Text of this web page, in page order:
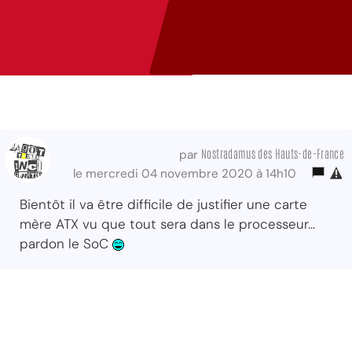
par Nostradamus des Hauts-de-France
le mercredi 04 novembre 2020 à 14h10
Bientôt il va être difficile de justifier une carte
mère ATX vu que tout sera dans le processeur...
pardon le SoC